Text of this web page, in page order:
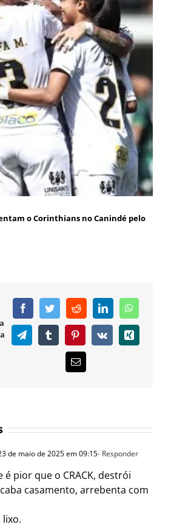
o Corinthians no Canindé pelo
FacebookTwitterRedditLinkedIn
TelegramTumblr PinterestVk Xing
E-
mail
de maio de 2025 em 09:15- Responder
é pior que o CRACK, destrói
casamento, arrebenta com